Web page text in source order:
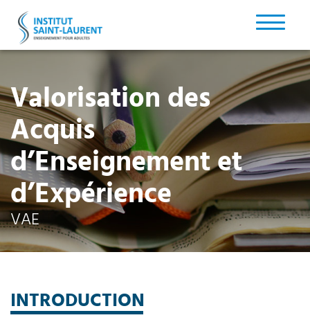
Valorisation des
Acquis
d’Enseignement et
d’Expérience
VAE
INTRODUCTION